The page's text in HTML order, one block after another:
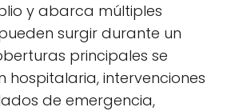
y abarca múltiples
surgir durante un
principales se
hospitalaria, intervenciones
de emergencia,